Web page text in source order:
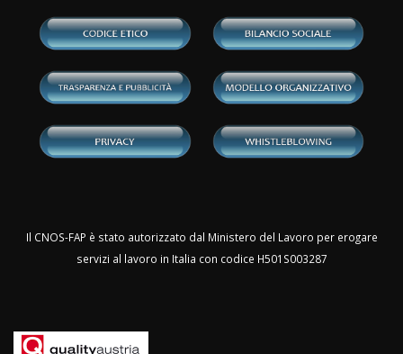
Il CNOS-FAP è stato autorizzato dal Ministero del Lavoro per erogare
servizi al lavoro in Italia con codice H501S003287